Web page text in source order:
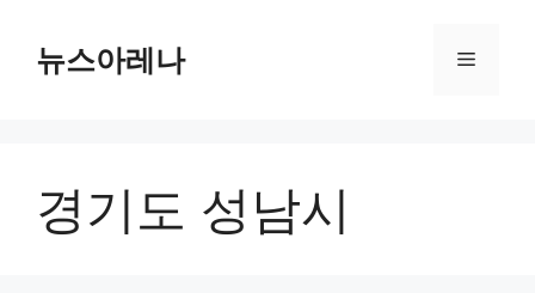
content뉴스아레나 Menu
경기도 성남시